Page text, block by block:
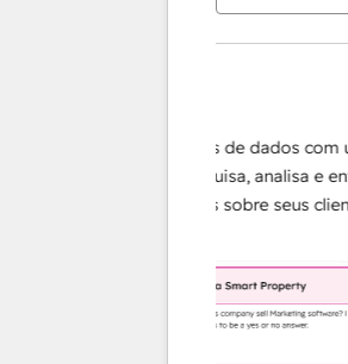
Amplie suas operações de dados com um
agente de IA que pesquisa, analisa e entrega
respostas instantâneas sobre seus clientes.